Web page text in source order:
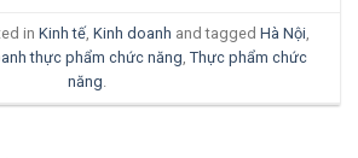
in Kinh tế, Kinh doanh and tagged Hà Nội
thực phẩm chức năng Thực phẩm chức
năng